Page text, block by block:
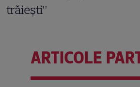
trăiești”
ARTICOLE